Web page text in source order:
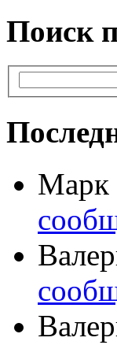
Поиск
Марк